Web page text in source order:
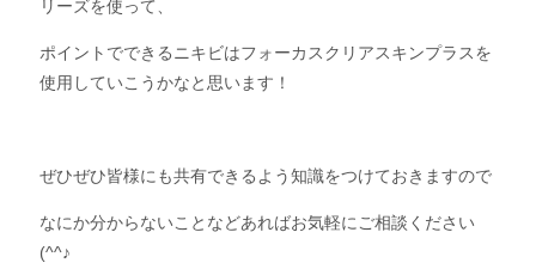
リーズを使って、
ポイントでできるニキビはフォーカスクリアスキンプラスを
使用していこうかなと思います！
ぜひぜひ皆様にも共有できるよう知識をつけておきますので
なにか分からないことなどあればお気軽にご相談ください
(^^♪